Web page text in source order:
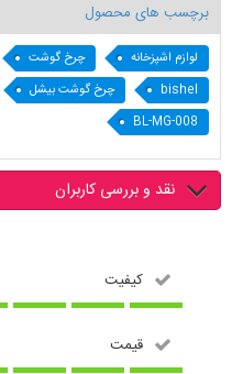
برچسب های محصول
لوازم اشپزخانه چرخ گوشت
bishel
چرخ گوشت بیشل
BL-MG-008
نقد و بررسی کاربران
کیفیت
قیمت